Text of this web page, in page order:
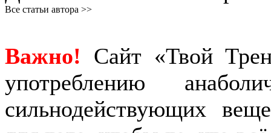
Все статьи автора >>
Важно! Сайт «Твой
употреблению
сильнодействующих